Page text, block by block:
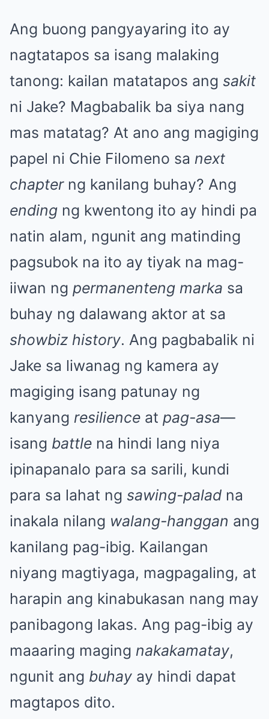
Ang buong pangyayaring ito ay
nagtatapos sa isang malaking
tanong: kailan matatapos ang sakit
ni Jake? Magbabalik ba siya nang
mas matatag? At ano ang magiging
papel ni Chie Filomeno sa next
chapterng kanilang buhay? Ang
ending ng kwentong ito ay hindi pa
natin alam, ngunit ang matinding
pagsubok na ito ay tiyak na mag-
iiwan ng permanenteng marka sa
buhay ng dalawang aktor at sa
showbiz history. Ang pagbabalik ni
Jake sa liwanag ng kamera ay
magiging isang patunay ng
kanyang resilience at pag-asa—
isang battle na hindi lang niya
ipinapanalo para sa sarili, kundi
para sa lahat ng sawing-palad na
inakala nilang walang-hanggan ang
kanilang pag-ibig. Kailangan
niyang magtiyaga, magpagaling, at
harapin ang kinabukasan nang may
panibagong lakas. Ang pag-ibig ay
maaaring maging nakakamatay,
ngunit ang buhay ay hindi dapat
magtapos dito.